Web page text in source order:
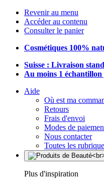
Revenir au menu
Accéder au contenu
Consulter le panier
Cosmétiques 100%
Suisse : Livraison
Au moins 1
Aide
Où est ma
Retours
Frais d'envoi
Modes de
Nous contacter
Toutes les
Plus d'inspiration